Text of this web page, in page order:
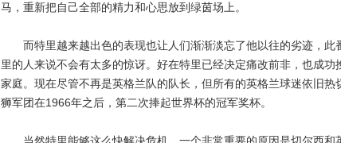
马，重新把自己全部的精力和心思放到绿茵场上。
而特里越来越出色的表现也让人们渐渐淡忘了他以往的劣迹，此
里的人来说不会有太多的惊讶。好在特里已经决定痛改前非，也成功
家庭。现在尽管不再是英格兰队的队长，但所有的英格兰球迷依旧热
狮军团在1966年之后，第二次捧起世界杯的冠军奖杯。